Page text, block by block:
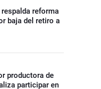
reforma
baja del retiro a
productora de
participar en